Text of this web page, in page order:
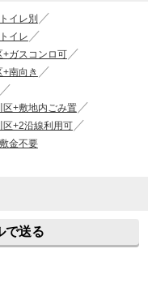
イレ別
イレ
+ガスコンロ可
+南向き
区+敷地内ごみ置
区+2沿線利用可
金不要
で送る